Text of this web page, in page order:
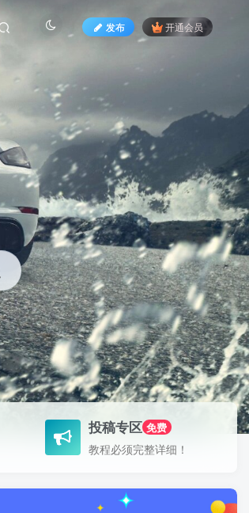
发布 开通会员
投稿专区 免费
教程必须完整详细！